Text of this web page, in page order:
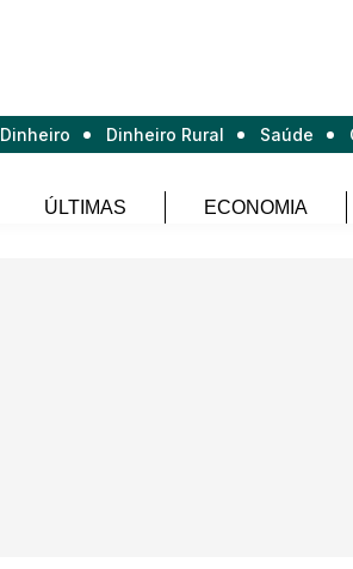
Dinheiro Dinheiro Rural Saúde
ÚLTIMAS ECONOMIA